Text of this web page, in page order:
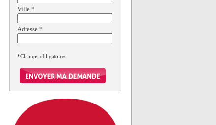
Ville *
Adresse *
*Champs obligatoires